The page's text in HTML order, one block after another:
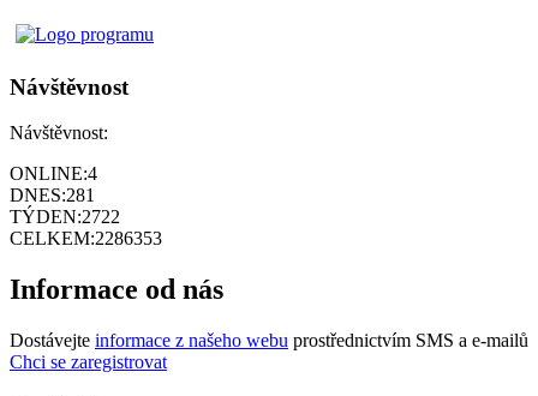
Návštěvnost
Návštěvnost:
ONLINE:4
DNES:281
TÝDEN:2722
CELKEM:2286353
Informace od nás
Dostávejte informace z našeho webu prostřednictvím SMS a e-mailů
Chci se zaregistrovat